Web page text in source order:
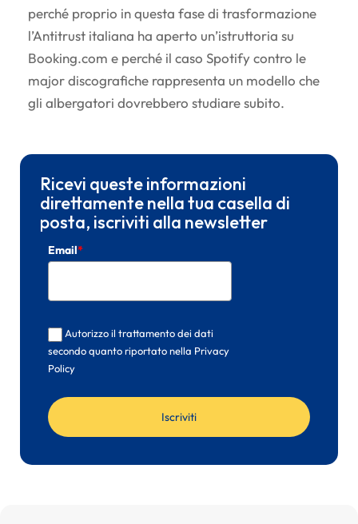
perché proprio in questa fase di trasformazione
l’Antitrust italiana ha aperto un’istruttoria su
Booking.com e perché il caso Spotify contro le
major discografiche rappresenta un modello che
gli albergatori dovrebbero studiare subito.
Ricevi queste informazioni
direttamente nella tua casella di
posta, iscriviti alla newsletter
Email*
Autorizzo il trattamento dei dati
secondo quanto riportato nella Privacy
Policy
Iscriviti